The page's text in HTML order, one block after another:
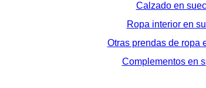
Calzado en
Ropa interior en
Otras prendas de ropa
Complementos en